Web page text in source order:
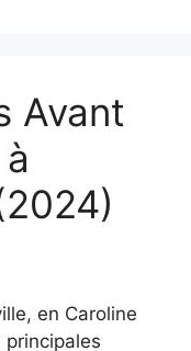
Avant
en Caroline
principales